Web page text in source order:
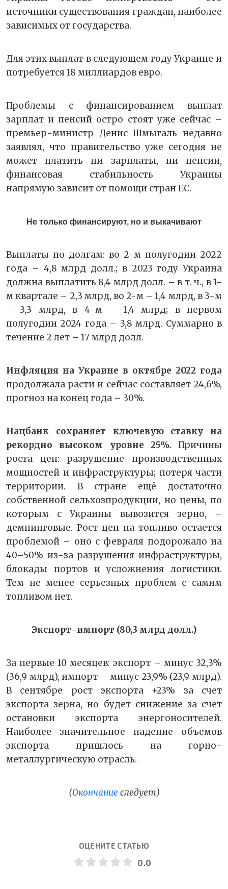
источники существования граждан, наиболее
зависимых от государства.
Для этих выплат в следующем году Украине и
потребуется 18 миллиардов евро.
Проблемы с финансированием выплат
зарплат и пенсий остро стоят уже сейчас –
премьер-министр Денис Шмыгаль недавно
заявлял, что правительство уже сегодня не
может платить ни зарплаты, ни пенсии,
финансовая стабильность Украины
напрямую зависит от помощи стран ЕС.
Не только финансируют, но и выкачивают
Выплаты по долгам: во 2-м полугодии 2022
года – 4,8 млрд долл.; в 2023 году Украина
должна выплатить 8,4 млрд долл. – в т. ч., в 1-
м квартале – 2,3 млрд, во 2-м – 1,4 млрд, в 3-м
– 3,3 млрд, в 4-м – 1,4 млрд; в первом
полугодии 2024 года – 3,8 млрд. Суммарно в
течение 2 лет – 17 млрд долл.
Инфляция на Украине в октябре 2022 года
продолжала расти и сейчас составляет 24,6%,
прогноз на конец года – 30%.
Нацбанк сохраняет ключевую ставку на
рекордно высоком уровне 25%. Причины
роста цен: разрушение производственных
мощностей и инфраструктуры; потеря части
территории. В стране ещё достаточно
собственной сельхозпродукции, но цены, по
которым с Украины вывозится зерно, –
демпинговые. Рост цен на топливо остается
проблемой – оно с февраля подорожало на
40–50% из-за разрушения инфраструктуры,
блокады портов и усложнения логистики.
Тем не менее серьезных проблем с самим
топливом нет.
Экспорт-импорт (80,3 млрд долл.)
За первые 10 месяцев: экспорт – минус 32,3%
(36,9 млрд), импорт – минус 23,9% (23,9 млрд).
В сентябре рост экспорта +23% за счет
экспорта зерна, но будет снижение за счет
остановки экспорта энергоносителей.
Наиболее значительное падение объемов
экспорта пришлось на горно-
металлургическую отрасль.
(Окончание следует)
ОЦЕНИТЕ СТАТЬЮ
0.0